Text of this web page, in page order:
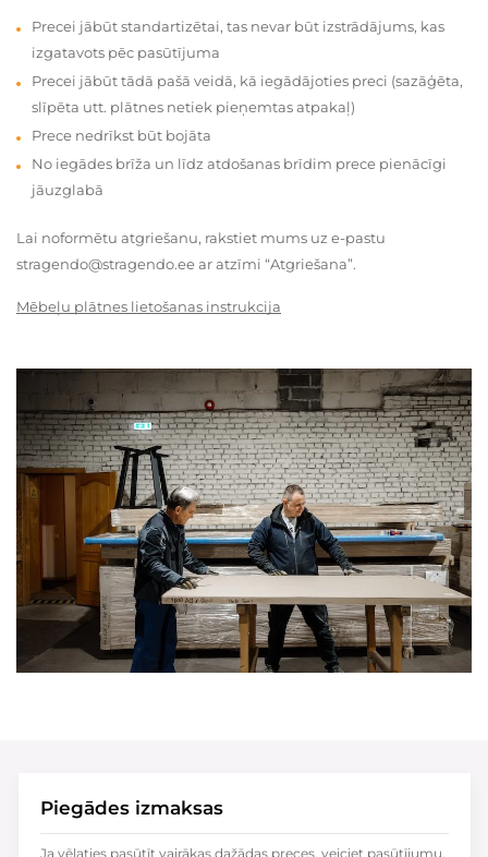
Precei jābūt standartizētai, tas nevar būt izstrādājums, kas
izgatavots pēc pasūtījuma
Precei jābūt tādā pašā veidā, kā iegādājoties preci (sazāģēta,
slīpēta utt. plātnes netiek pieņemtas atpakaļ)
Prece nedrīkst būt bojāta
No iegādes brīža un līdz atdošanas brīdim prece pienācīgi
jāuzglabā
Lai noformētu atgriešanu, rakstiet mums uz e-pastu
stragendo@stragendo.ee ar atzīmi “Atgriešana”.
Mēbeļu plātnes lietošanas instrukcija
Piegādes izmaksas
Ja vēlaties pasūtīt vairākas dažādas preces, veiciet pasūtījumu,